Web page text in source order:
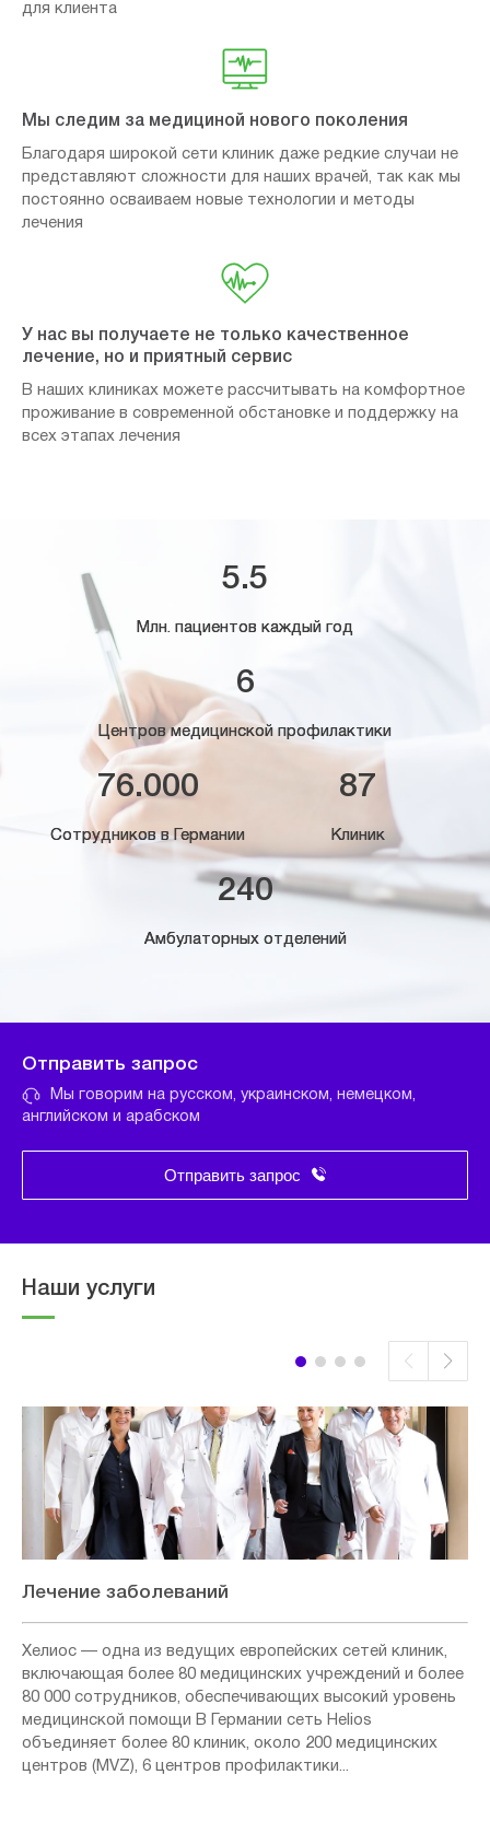
для клиента
Мы следим за медициной нового поколения
Благодаря широкой сети клиник даже редкие случаи не
представляют сложности для наших врачей, так как мы
постоянно осваиваем новые технологии и методы
лечения
У нас вы получаете не только качественное
лечение, но и приятный сервис
В наших клиниках можете рассчитывать на комфортное
проживание в современной обстановке и поддержку на
всех этапах лечения
5.5
Млн. пациентов каждый год
6
Центров медицинской профилактики
76.000
Сотрудников в Германии
87
Клиник
240
Амбулаторных отделений
Отправить запрос
Мы говорим на русском, украинском, немецком,
английском и арабском
Отправить запрос
Наши услуги
Лечение заболеваний
Хелиос — одна из ведущих европейских сетей клиник,
включающая более 80 медицинских учреждений и более
80 000 сотрудников, обеспечивающих высокий уровень
медицинской помощи В Германии сеть Helios
объединяет более 80 клиник, около 200 медицинских
центров (MVZ), 6 центров профилактики...